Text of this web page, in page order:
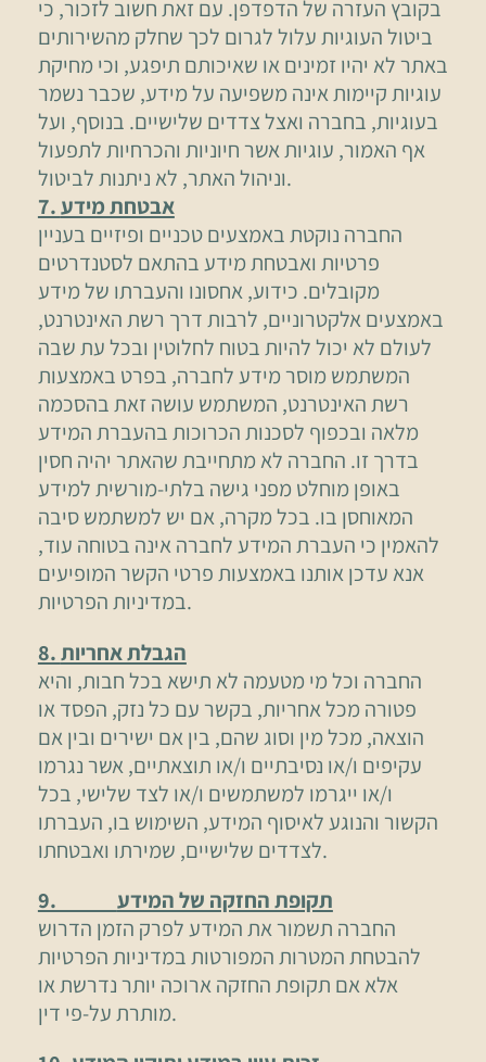
בקובץ העזרה של הדפדפן. עם זאת חשוב לזכור, כי
ביטול העוגיות עלול לגרום לכך שחלק מהשירותים
באתר לא יהיו זמינים או שאיכותם תיפגע, וכי מחיקת
עוגיות קיימות אינה משפיעה על מידע, שכבר נשמר
בעוגיות, בחברה ואצל צדדים שלישיים. בנוסף, ועל
אף האמור, עוגיות אשר חיוניות והכרחיות לתפעול
וניהול האתר, לא ניתנות לביטול.
7. אבטחת מידע
החברה נוקטת באמצעים טכניים ופיזיים בעניין
פרטיות ואבטחת מידע בהתאם לסטנדרטים
מקובלים. כידוע, אחסונו והעברתו של מידע
באמצעים אלקטרוניים, לרבות דרך רשת האינטרנט,
לעולם לא יכול להיות בטוח לחלוטין ובכל עת שבה
המשתמש מוסר מידע לחברה, בפרט באמצעות
רשת האינטרנט, המשתמש עושה זאת בהסכמה
מלאה ובכפוף לסכנות הכרוכות בהעברת המידע
בדרך זו. החברה לא מתחייבת שהאתר יהיה חסין
באופן מוחלט מפני גישה בלתי-מורשית למידע
המאוחסן בו. בכל מקרה, אם יש למשתמש סיבה
להאמין כי העברת המידע לחברה אינה בטוחה עוד,
אנא עדכן אותנו באמצעות פרטי הקשר המופיעים
במדיניות הפרטיות.
8. הגבלת אחריות
החברה וכל מי מטעמה לא תישא בכל חבות, והיא
פטורה מכל אחריות, בקשר עם כל נזק, הפסד או
הוצאה, מכל מין וסוג שהם, בין אם ישירים ובין אם
עקיפים ו/או נסיבתיים ו/או תוצאתיים, אשר נגרמו
ו/או ייגרמו למשתמשים ו/או לצד שלישי, בכל
הקשור והנוגע לאיסוף המידע, השימוש בו, העברתו
לצדדים שלישיים, שמירתו ואבטחתו.
9. תקופת החזקה של המידע
החברה תשמור את המידע לפרק הזמן הדרוש
להבטחת המטרות המפורטות במדיניות הפרטיות
אלא אם תקופת החזקה ארוכה יותר נדרשת או
מותרת על-פי דין.